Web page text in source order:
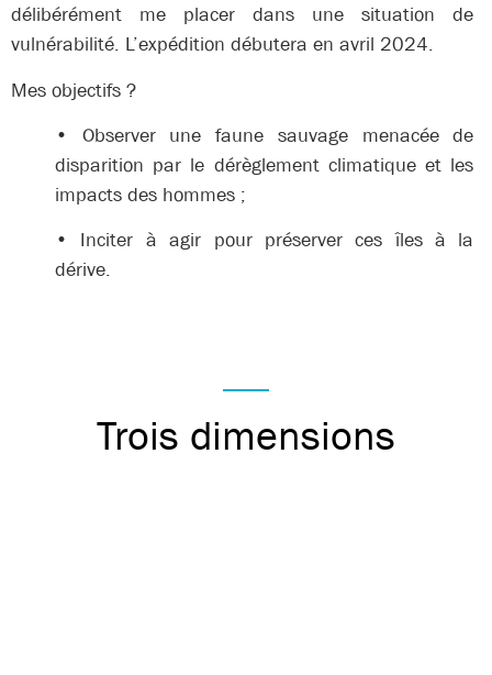
délibérément me placer dans une situation de
vulnérabilité. L’expédition débutera en avril 2024.
Mes objectifs ?
• Observer une faune sauvage menacée de
disparition par le dérèglement climatique et les
impacts des hommes ;
• Inciter à agir pour préserver ces îles à la
dérive.
Trois dimensions